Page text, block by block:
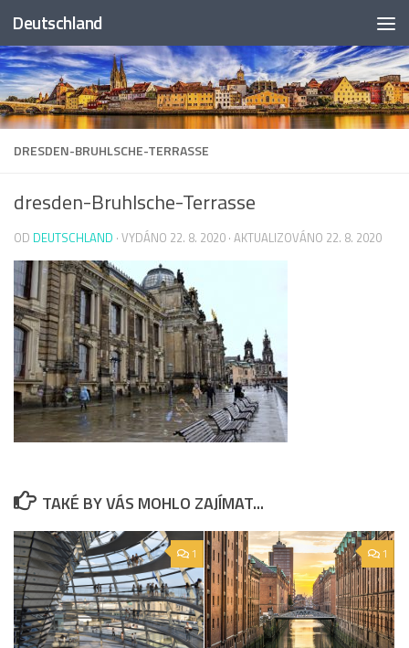
Skip to content
Deutschland
DRESDEN-BRUHLSCHE-TERRASSE
dresden-Bruhlsche-Terrasse
OD DEUTSCHLAND · VYDÁNO 22. 8. 2020 · AKTUALIZOVÁNO 22. 8. 2020
TAKÉ BY VÁS MOHLO ZAJÍMAT...
1 1